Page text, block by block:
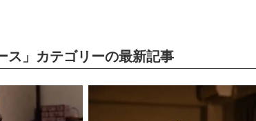
ス」カテゴリーの最新記事